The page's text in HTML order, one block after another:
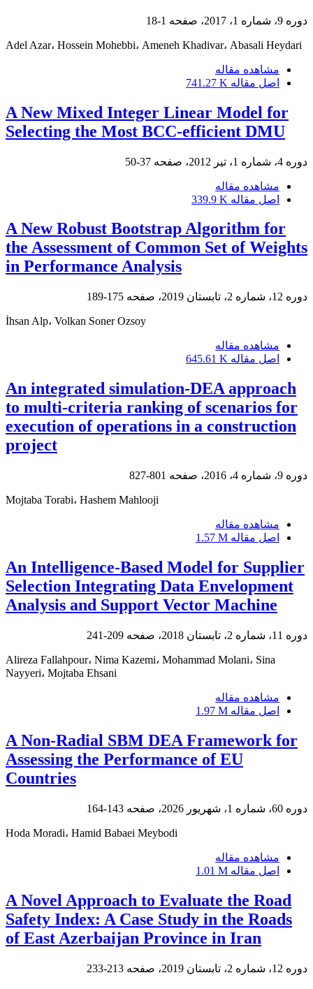
دوره 9، شماره 1، 2017، صفحه 1-18
Adel Azar، Hossein Mohebbi، Ameneh Khadivar، Abasali Heydari
مشاهده مقاله
اصل مقاله 741.27 K
A New Mixed Integer Linear Model for
Selecting the Most BCC-efficient DMU
دوره 4، شماره 1، تیر 2012، صفحه 37-50
مشاهده مقاله
اصل مقاله 339.9 K
A New Robust Bootstrap Algorithm for
the Assessment of Common Set of Weights
in Performance Analysis
دوره 12، شماره 2، تابستان 2019، صفحه 175-189
İhsan Alp، Volkan Soner Ozsoy
مشاهده مقاله
اصل مقاله 645.61 K
An integrated simulation-DEA approach
to multi-criteria ranking of scenarios for
execution of operations in a construction
project
دوره 9، شماره 4، 2016، صفحه 801-827
Mojtaba Torabi، Hashem Mahlooji
مشاهده مقاله
اصل مقاله 1.57 M
An Intelligence-Based Model for Supplier
Selection Integrating Data Envelopment
Analysis and Support Vector Machine
دوره 11، شماره 2، تابستان 2018، صفحه 209-241
Alireza Fallahpour، Nima Kazemi، Mohammad Molani، Sina
Nayyeri، Mojtaba Ehsani
مشاهده مقاله
اصل مقاله 1.97 M
A Non-Radial SBM DEA Framework for
Assessing the Performance of EU
Countries
دوره 60، شماره 1، شهریور 2026، صفحه 143-164
Hoda Moradi، Hamid Babaei Meybodi
مشاهده مقاله
اصل مقاله 1.01 M
A Novel Approach to Evaluate the Road
Safety Index: A Case Study in the Roads
of East Azerbaijan Province in Iran
دوره 12، شماره 2، تابستان 2019، صفحه 213-233